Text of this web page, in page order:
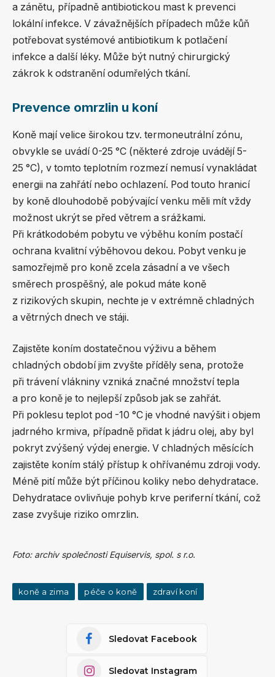
a zánětu, případně antibiotickou mast k prevenci
lokální infekce. V závažnějších případech může kůň
potřebovat systémové antibiotikum k potlačení
infekce a další léky. Může být nutný chirurgický
zákrok k odstranění odumřelých tkání.
Prevence omrzlin u koní
Koně mají velice širokou tzv. termoneutrální zónu,
obvykle se uvádí 0-25 °C (některé zdroje uvádějí 5-
25 °C), v tomto teplotním rozmezí nemusí vynakládat
energii na zahřátí nebo ochlazení. Pod touto hranicí
by koně dlouhodobě pobývající venku měli mít vždy
možnost ukrýt se před větrem a srážkami.
Při krátkodobém pobytu ve výběhu koním postačí
ochrana kvalitní výběhovou dekou. Pobyt venku je
samozřejmě pro koně zcela zásadní a ve všech
směrech prospěšný, ale pokud máte koně
z rizikových skupin, nechte je v extrémně chladných
a větrných dnech ve stáji.
Zajistěte koním dostatečnou výživu a během
chladných období jim zvyšte příděly sena, protože
při trávení vlákniny vzniká značné množství tepla
a pro koně je to nejlepší způsob jak se zahřát.
Při poklesu teplot pod -10 °C je vhodné navýšit i objem
jadrného krmiva, případně přidat k jádru olej, aby byl
pokryt zvýšený výdej energie. V chladných měsících
zajistěte koním stálý přístup k ohřívanému zdroji vody.
Méně pití může být příčinou koliky nebo dehydratace.
Dehydratace ovlivňuje pohyb krve periferní tkání, což
zase zvyšuje riziko omrzlin.
Foto: archiv společnosti Equiservis, spol. s r.o.
koně a zima péče o koně zdraví koní
Sledovat Facebook
Sledovat Instagram